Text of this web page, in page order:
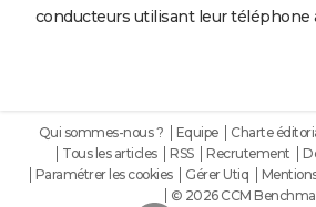
conducteurs utilisant leur téléphone
Qui sommes-nous ? Equipe Charte
Tous les articles
RSS Recrutement
Paramétrer les cookies
Gérer Utiq
© 2026 CCM